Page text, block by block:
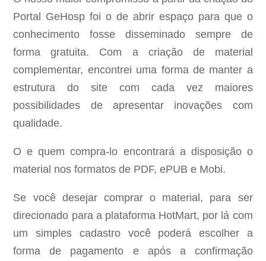
Portal GeHosp foi o de abrir espaço para que o
conhecimento fosse disseminado sempre de
forma gratuita. Com a criação de material
complementar, encontrei uma forma de manter a
estrutura do site com cada vez maiores
possibilidades de apresentar inovações com
qualidade.
O e quem compra-lo encontrará a disposição o
material nos formatos de PDF, ePUB e Mobi.
Se você desejar comprar o material, para ser
direcionado para a plataforma HotMart, por lá com
um simples cadastro você poderá escolher a
forma de pagamento e após a confirmação